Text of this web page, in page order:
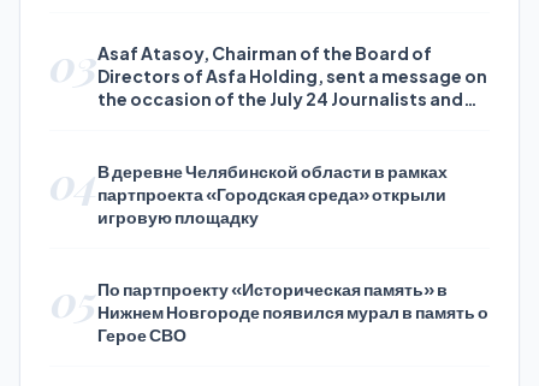
03Asaf Atasoy, Chairman of the Board of
Directors of Asfa Holding, sent a message on
the occasion of the July 24 Journalists and
04В деревне Челябинской области в рамках
партпроекта «Городская среда» открыли
игровую площадку
05По партпроекту «Историческая память» в
Нижнем Новгороде появился мурал в память о
Герое СВО